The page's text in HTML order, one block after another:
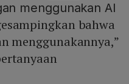
menggunakan AI
bahwa
menggunakannya,”